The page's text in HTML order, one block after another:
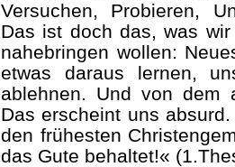
Versuchen, Probieren,
Das ist doch das, was
nahebringen wollen:
etwas daraus lernen,
ablehnen. Und von dem
Das erscheint uns
den frühesten
das Gute behaltet!«